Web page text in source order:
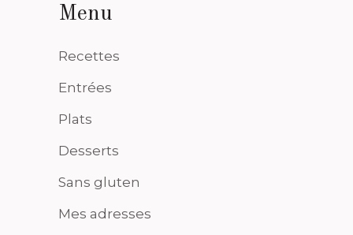
Menu
Recettes
Entrées
Plats
Desserts
Sans gluten
Mes adresses